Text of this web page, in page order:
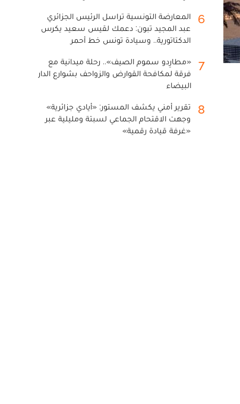
6
المعارضة التونسية تراسل الرئيس الجزائري
عبد المجيد تبون: دعمك لقيس سعيد يكرس
الدكتاتورية.. وسيادة تونس خط أحمر
7
«مطارِدو سموم الصيف».. رحلة ميدانية مع
فرقة لمكافحة القوارض والزواحف بشوارع الدار
البيضاء
8
تقرير أمني يكشف المستور: «أيادي جزائرية»
وجهت الاقتحام الجماعي لسبتة ومليلية عبر
«غرفة قيادة رقمية»